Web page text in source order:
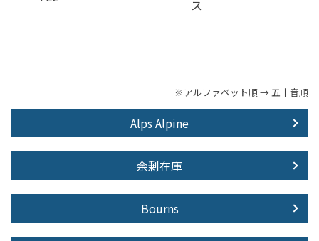
ス
※アルファベット順 → 五十音順
Alps Alpine
余剰在庫
Bourns